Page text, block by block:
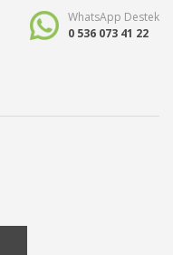
WhatsApp Destek
0 536 073 41 22